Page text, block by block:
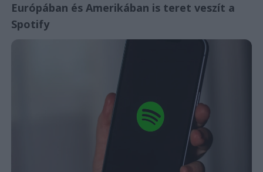
Európában és Amerikában is teret veszít a
Spotify